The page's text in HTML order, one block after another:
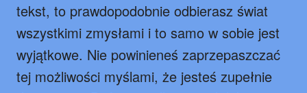
tekst, to prawdopodobnie odbierasz świat
wszystkimi zmysłami i to samo w sobie jest
wyjątkowe. Nie powinieneś zaprzepaszczać
tej możliwości myślami, że jesteś zupełnie